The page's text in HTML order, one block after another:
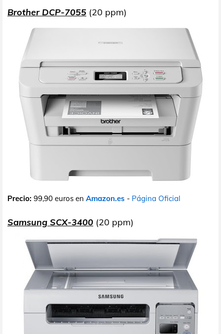
Brother DCP-7055 (20 ppm)
Precio: 99,90 euros en Amazon.es - Página Oficial
Samsung SCX-3400 (20 ppm)